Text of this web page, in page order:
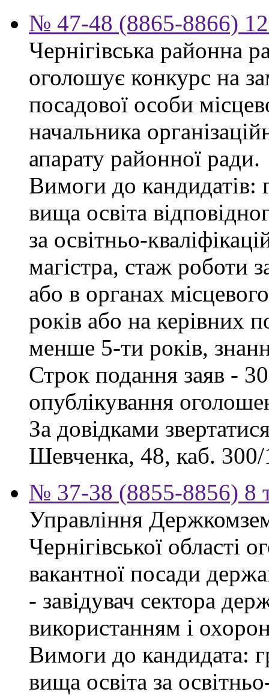
№ 47-48 (8865-8866)
Чернігівська районна
оголошує конкурс на
посадової особи
начальника
апарату районної ради.
Вимоги до кандидатів:
вища освіта
за освітньо-
магістра, стаж роботи
або в органах
років або на керівних
менше 5-ти років,
Строк подання заяв -
опублікування
За довідками
Шевченка, 48, каб.
№ 37-38 (8855-8856) 8
Управління
Чернігівської області
вакантної посади
- завідувач сектора
використанням і
Вимоги до кандидата:
вища освіта за